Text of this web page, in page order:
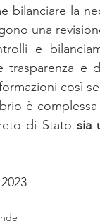
bilanciare la
una
e
trasparenza e
così
è
di Stato sia